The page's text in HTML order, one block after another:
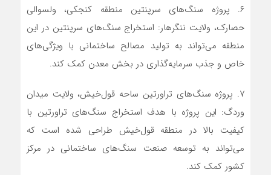
۶. پروژه سنگ‌های سرپنتین منطقه کنجکی، ولسوالی
حصارک، ولایت ننگرهار: استخراج سنگ‌های سرپنتین در این
منطقه می‌تواند به تولید مصالح ساختمانی با ویژگی‌های
خاص و جذب سرمایه‌گذاری در بخش معدن کمک کند.
۷. پروژه سنگ‌های تراورتین ساحه قول‌خیش، ولایت میدان
وردگ: این پروژه با هدف استخراج سنگ‌های تراورتین با
کیفیت بالا در منطقه قول‌خیش طراحی شده است که
می‌تواند به توسعه صنعت سنگ‌های ساختمانی در مرکز
کشور کمک کند.